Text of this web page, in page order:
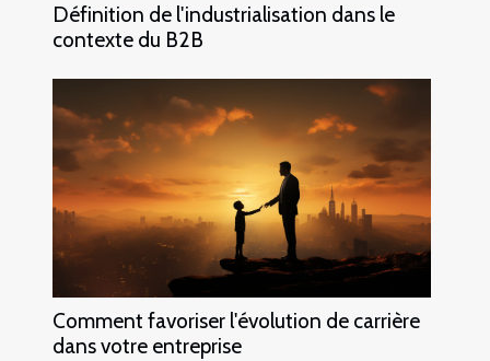
Définition de l'industrialisation dans le
contexte du B2B
Comment favoriser l'évolution de carrière
dans votre entreprise